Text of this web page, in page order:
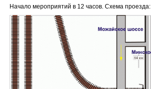
Начало мероприятий в 12 часов. Схема проезда: